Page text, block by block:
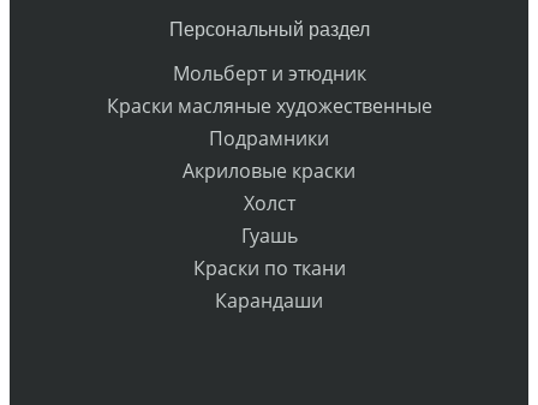
Персональный раздел
Мольберт и этюдник
Краски масляные художественные
Подрамники
Акриловые краски
Холст
Гуашь
Краски по ткани
Карандаши